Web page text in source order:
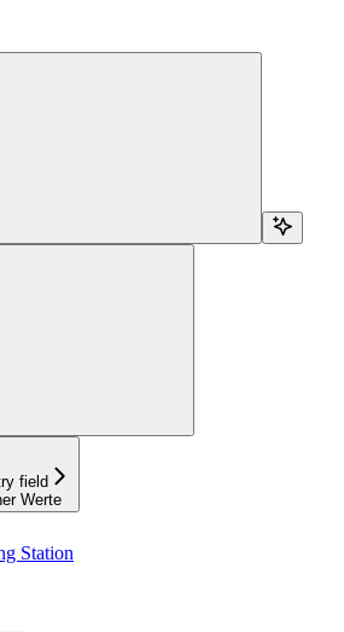
field
Werte
Station